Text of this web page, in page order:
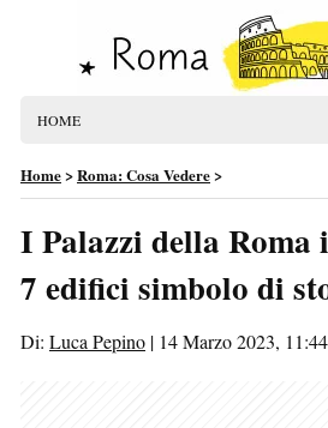
HOME
Home>Roma: Cosa Vedere>
I Palazzi della Roma
7 edifici simbolo di
Di: Luca Pepino | 14 Marzo 2023, 11:44